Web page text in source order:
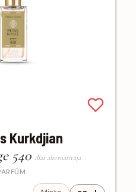
Kurkdjian
540 illat alternatívája